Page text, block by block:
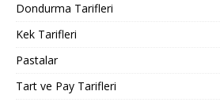
Dondurma Tarifleri
Kek Tarifleri
Pastalar
Tart ve Pay Tarifleri